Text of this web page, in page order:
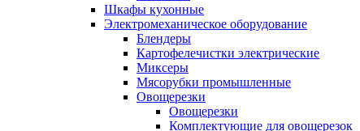
Шкафы кухонные
Электромеханическое оборудование
Блендеры
Картофелечистки электрические
Миксеры
Мясорубки промышленные
Овощерезки
Овощерезки
Комплектующие для овощерезок